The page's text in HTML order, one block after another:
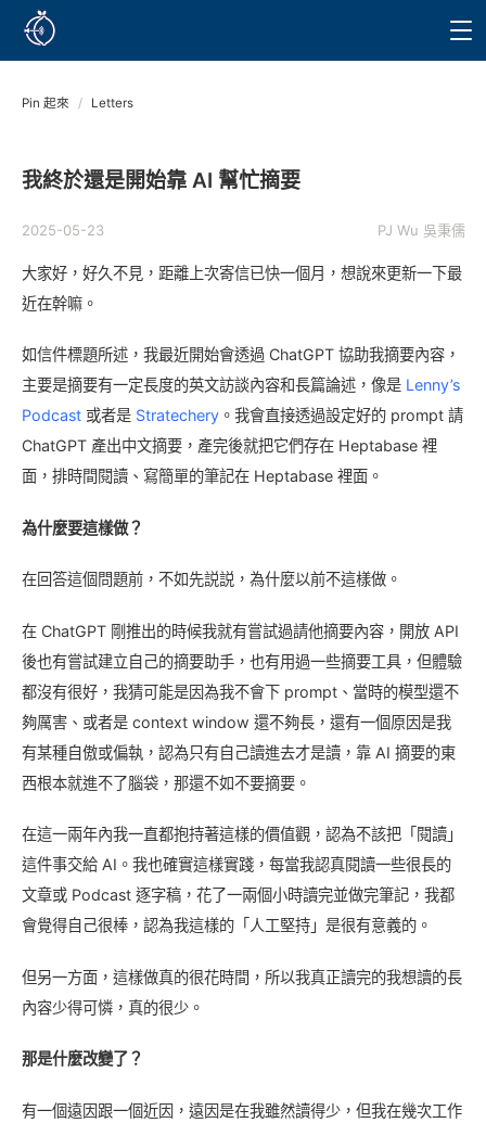
Pin 起來 / Letters
我終於還是開始靠 AI 幫忙摘要
2025-05-23 PJ Wu 吳秉儒
大家好，好久不見，距離上次寄信已快一個月，想說來更新一下最
近在幹嘛。
如信件標題所述，我最近開始會透過 ChatGPT 協助我摘要內容，
主要是摘要有一定長度的英文訪談內容和長篇論述，像是 Lenny’s
Podcast或者是 Stratechery。我會直接透過設定好的 prompt 請
ChatGPT 產出中文摘要，產完後就把它們存在 Heptabase 裡
面，排時間閱讀、寫簡單的筆記在 Heptabase 裡面。
為什麼要這樣做？
在回答這個問題前，不如先説説，為什麼以前不這樣做。
在 ChatGPT 剛推出的時候我就有嘗試過請他摘要內容，開放 API
後也有嘗試建立自己的摘要助手，也有用過一些摘要工具，但體驗
都沒有很好，我猜可能是因為我不會下 prompt、當時的模型還不
夠厲害、或者是 context window 還不夠長，還有一個原因是我
有某種自傲或偏執，認為只有自己讀進去才是讀，靠 AI 摘要的東
西根本就進不了腦袋，那還不如不要摘要。
在這一兩年內我一直都抱持著這樣的價值觀，認為不該把「閱讀」
這件事交給 AI。我也確實這樣實踐，每當我認真閱讀一些很長的
文章或 Podcast 逐字稿，花了一兩個小時讀完並做完筆記，我都
會覺得自己很棒，認為我這樣的「人工堅持」是很有意義的。
但另一方面，這樣做真的很花時間，所以我真正讀完的我想讀的長
內容少得可憐，真的很少。
那是什麼改變了？
有一個遠因跟一個近因，遠因是在我雖然讀得少，但我在幾次工作